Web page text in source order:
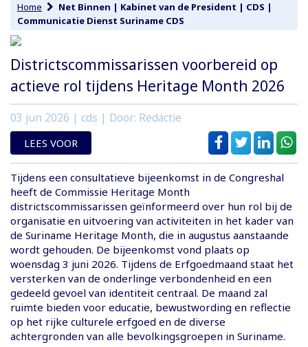
Home Net Binnen | Kabinet van de President | CDS |
Communicatie Dienst Suriname CDS
Districtscommissarissen voorbereid op
actieve rol tijdens Heritage Month 2026
03 jun 2026 | cds | Door: Redactie
LEES VOOR
Tijdens een consultatieve bijeenkomst in de Congreshal
heeft de Commissie Heritage Month
districtscommissarissen geïnformeerd over hun rol bij de
organisatie en uitvoering van activiteiten in het kader van
de Suriname Heritage Month, die in augustus aanstaande
wordt gehouden. De bijeenkomst vond plaats op
woensdag 3 juni 2026. Tijdens de Erfgoedmaand staat het
versterken van de onderlinge verbondenheid en een
gedeeld gevoel van identiteit centraal. De maand zal
ruimte bieden voor educatie, bewustwording en reflectie
op het rijke culturele erfgoed en de diverse
achtergronden van alle bevolkingsgroepen in Suriname.